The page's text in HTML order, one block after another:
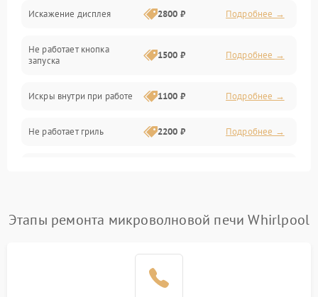
Питание и запуск
Нагрев и приготовление
Программное обеспечение
Искажение дисплея 2800 ₽ Подробнее →
Не работает кнопка
запуска
1500 ₽ Подробнее →
Искры внутри при работе 1100 ₽ Подробнее →
Не работает гриль 2200 ₽ Подробнее →
Подробнее →
2200 ₽
Этапы ремонта микроволновой печи Whirlpool